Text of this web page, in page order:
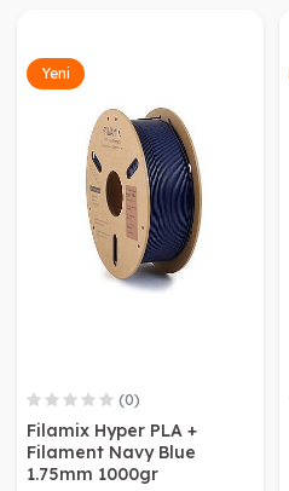
Yeni
(0)
Filamix Hyper PLA +
Filament Navy Blue
1.75mm 1000gr